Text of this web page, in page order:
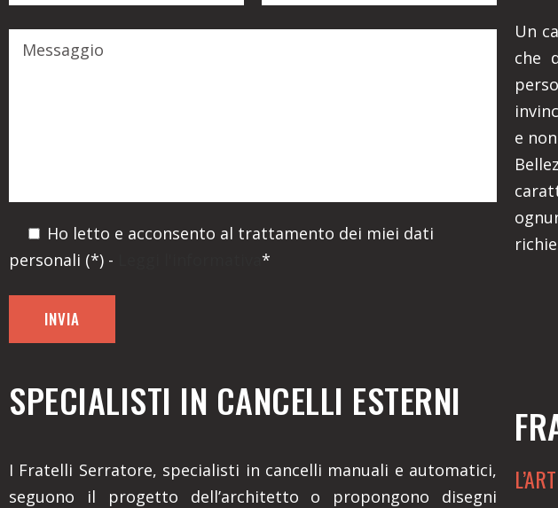
Ho letto e acconsento al trattamento dei miei dati
personali (*) -
*
Un
che
e
SPECIALISTI IN CANCELLI ESTERNI
I Fratelli Serratore, specialisti in cancelli manuali e automatici,
seguono il progetto dell’architetto o propongono disegni